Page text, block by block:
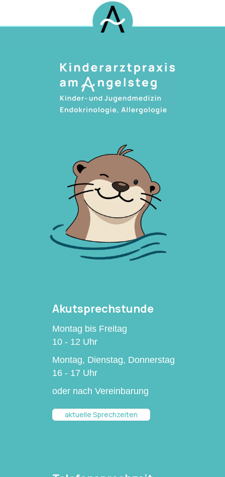
Akutsprechstunde
Montag bis Freitag
10 - 12 Uhr
Montag, Dienstag, Donnerstag
16 - 17 Uhr
oder nach Vereinbarung
aktuelle Sprechzeiten